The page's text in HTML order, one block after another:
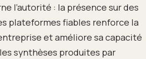
l’autorité : la présence sur des
plateformes fiables renforce la
et améliore sa capacité
synthèses produites par